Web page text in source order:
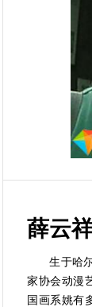
薛云
生于哈
家协会动漫
国画系姚有